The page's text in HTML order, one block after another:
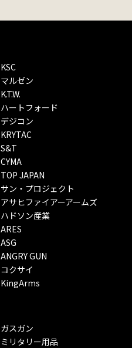
KSC
マルゼン
K.T.W.
ハートフォード
デジコン
KRYTAC
S&T
CYMA
TOP JAPAN
サン・プロジェクト
アサヒファイアーアームズ
ハドソン産業
ARES
ASG
ANGRY GUN
コクサイ
KingArms
ガスガン
ミリタリー用品